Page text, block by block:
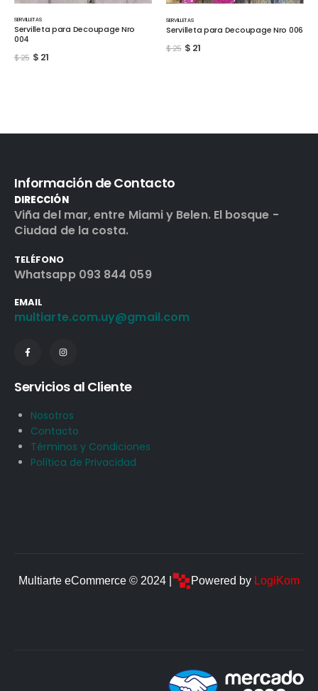
SERVILLETAS
Servilleta para Decoupage Nro 006
SERVILLETAS
Servilleta para Decoupage Nro 007
$25 $ 21
Información de Contacto
DIRECCIÓN
Viña del mar, entre Miami y Belen. El bosque -
Ciudad de la costa.
TELÉFONO
Whatsapp 093 844 059
EMAIL
multiarte.com.uy@gmail.com
Servicios al Cliente
Nosotros
Contacto
Términos y Condiciones
Política de Privacidad
Multiarte eCommerce © 2024 | Powered by LogiKom